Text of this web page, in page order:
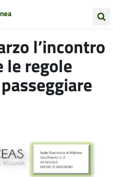
Vivi Albinea
Matildiche
l’incontro
le regole